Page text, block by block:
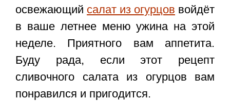
освежающий салат из огурцов войдёт
в ваше летнее меню ужина на этой
неделе. Приятного вам аппетита.
Буду рада, если этот рецепт
сливочного салата из огурцов вам
понравился и пригодится.